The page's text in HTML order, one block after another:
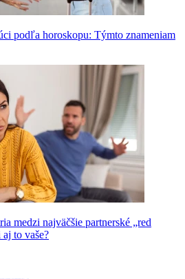
podľa horoskopu: Týmto znameniam
medzi najväčšie partnerské „red
to vaše?